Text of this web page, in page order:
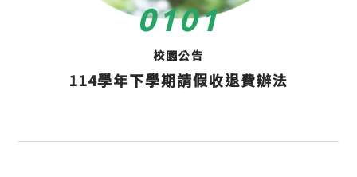
0101
校園公告
114學年下學期請假收退費辦法